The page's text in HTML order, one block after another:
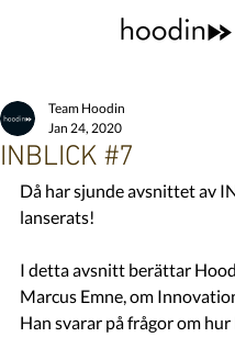
INBLICK #7
Team Hoodin
Jan 24, 2020
Då har sjunde avsnittet av
lanserats!
I detta avsnitt berättar
Marcus Emne, om
Han svarar på frågor om